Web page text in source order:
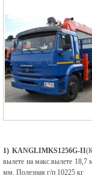
1) KANGLIMKS1256G-II
вылете на макс.вылете 18,7
мм. Полезная г/п 10225 кг